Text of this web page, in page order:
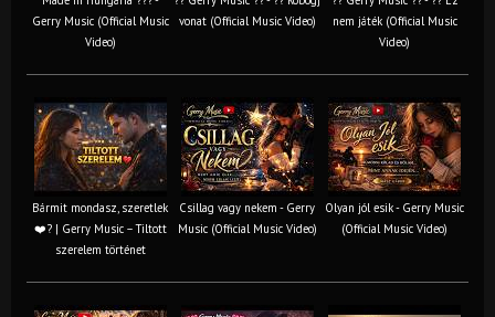
Gerry Music (Official Music
Video)
vonat (Official Music Video)
nem játék (Official Music
Video)
Bármit mondasz, szeretlek
❤️‍? | Gerry Music – Tiltott
szerelem történet
Csillag vagy nekem - Gerry
Music (Official Music Video)
Olyan jól esik - Gerry Music
(Official Music Video)